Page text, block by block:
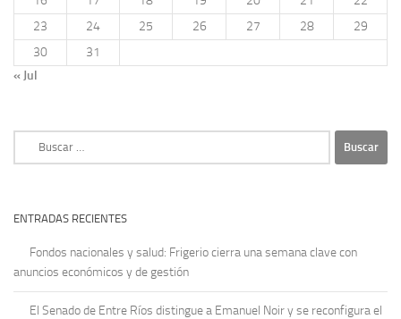
23
24 25 26 27 28
29
30
31
« Jul
ENTRADAS RECIENTES
Fondos nacionales y salud: Frigerio cierra una semana clave con
anuncios económicos y de gestión
El Senado de Entre Ríos distingue a Emanuel Noir y se reconfigura el